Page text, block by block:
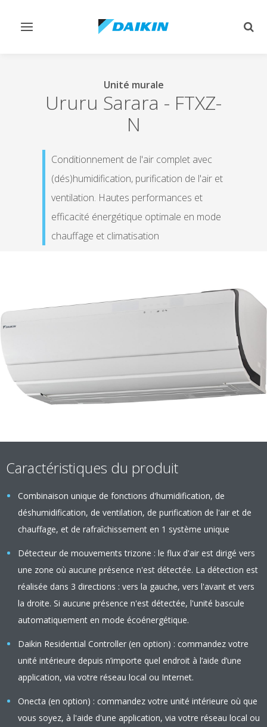
Afficher/masquer
Unité murale
Ururu Sarara - FTXZ-
N
Conditionnement de l'air complet avec
(dés)humidification, purification de l'air et
ventilation. Hautes performances et
efficacité énergétique optimale en mode
chauffage et climatisation
Caractéristiques du produit
Combinaison unique de fonctions d'humidification, de
déshumidification, de ventilation, de purification de l'air et de
chauffage, et de rafraîchissement en 1 système unique
Détecteur de mouvements trizone : le flux d'air est dirigé vers
une zone où aucune présence n'est détectée. La détection est
réalisée dans 3 directions : vers la gauche, vers l'avant et vers
la droite. Si aucune présence n'est détectée, l'unité bascule
automatiquement en mode écoénergétique.
Daikin Residential Controller (en option) : commandez votre
unité intérieure depuis n’importe quel endroit à l’aide d’une
application, via votre réseau local ou Internet.
Onecta (en option) : commandez votre unité intérieure où que
vous soyez, à l'aide d'une application, via votre réseau local ou